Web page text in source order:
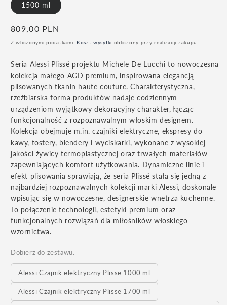
1500 ml
Cena
regularna
809,00 PLN
Z wliczonymi podatkami. Koszt wysyłki obliczony przy realizacji zakupu.
Seria Alessi Plissé projektu Michele De Lucchi to nowoczesna
kolekcja małego AGD premium, inspirowana elegancją
plisowanych tkanin haute couture. Charakterystyczna,
rzeźbiarska forma produktów nadaje codziennym
urządzeniom wyjątkowy dekoracyjny charakter, łącząc
funkcjonalność z rozpoznawalnym włoskim designem.
Kolekcja obejmuje m.in. czajniki elektryczne, ekspresy do
kawy, tostery, blendery i wyciskarki, wykonane z wysokiej
jakości żywicy termoplastycznej oraz trwałych materiałów
zapewniających komfort użytkowania. Dynamiczne linie i
efekt plisowania sprawiają, że seria Plissé stała się jedną z
najbardziej rozpoznawalnych kolekcji marki Alessi, doskonale
wpisując się w nowoczesne, designerskie wnętrza kuchenne.
To połączenie technologii, estetyki premium oraz
funkcjonalnych rozwiązań dla miłośników włoskiego
wzornictwa.
Dobierz do zestawu:
Alessi Czajnik elektryczny Plisse 1000 ml
Alessi Czajnik elektryczny Plisse 1700 ml